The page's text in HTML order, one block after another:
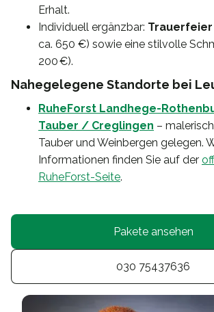
Erhalt.
Individuell ergänzbar: Trauerfeier
ca. 650 €) sowie eine stilvolle
200 €).
Nahegelegene Standorte bei
RuheForst Landhege-
Tauber / Creglingen –
Tauber und Weinbergen gelegen.
Informationen finden Sie auf der
RuheForst-Seite.
Pakete ansehen
030 75437636